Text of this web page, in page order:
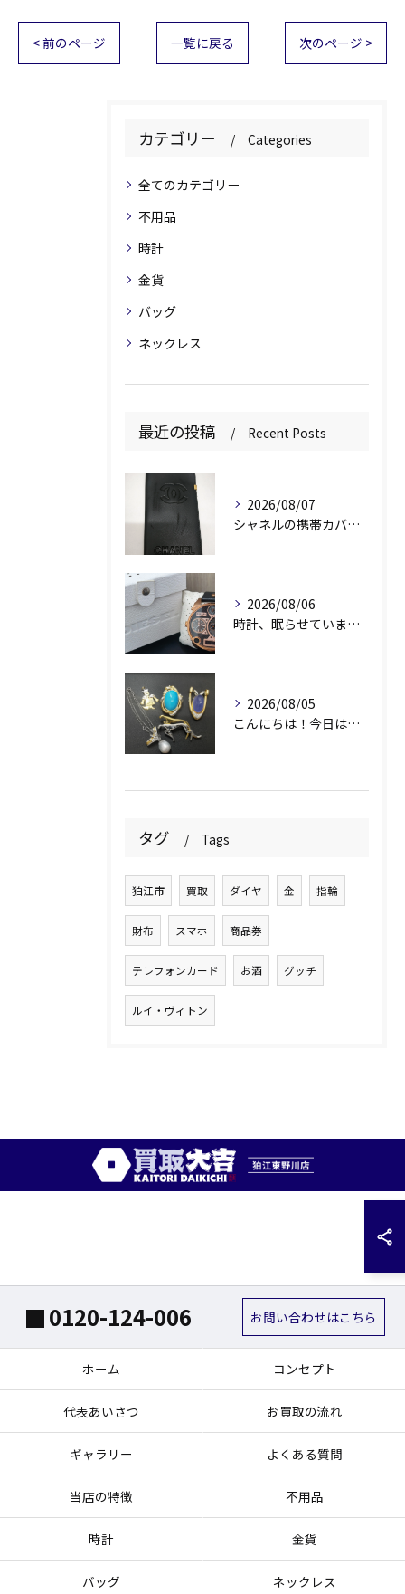
< 前のページ 一覧に戻る 次のページ >
カテゴリー Categories
全てのカテゴリー
不用品
時計
金貨
バッグ
ネックレス
最近の投稿 Recent Posts
2026/08/07
シャネルの携帯カバー、お持ちいただきありがとうございます📱✨
2026/08/06
時計、眠らせていませんか？⌚️
2026/08/05
こんにちは！今日は素敵なアクセサリーをお買取りさせていただき...
タグ Tags
狛江市 買取 ダイヤ 金 指輪
財布 スマホ 商品券
テレフォンカード お酒 グッチ
ルイ・ヴィトン
0120-124-006 お問い合わせはこちら
ホーム コンセプト
代表あいさつ お買取の流れ
ギャラリー よくある質問
当店の特徴 不用品
時計 金貨
バッグ ネックレス